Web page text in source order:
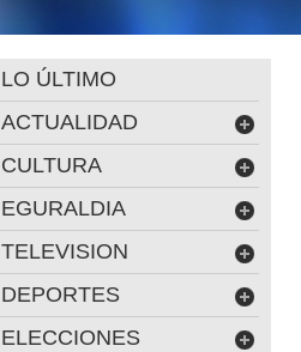
LO ÚLTIMO
ACTUALIDAD
CULTURA
EGURALDIA
TELEVISION
DEPORTES
ELECCIONES